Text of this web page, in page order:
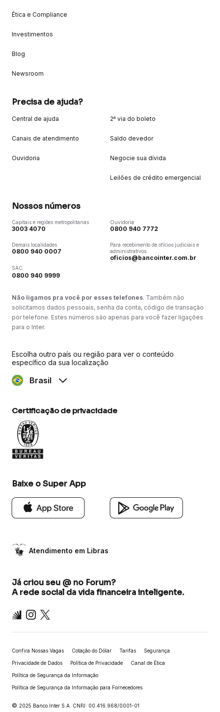
Ética e Compliance
Investimentos
Blog
Newsroom
Precisa de ajuda?
Central de ajuda
Canais de atendimento
Ouvidoria
2ª via do boleto
Saldo devedor
Negocie sua dívida
Leilões de crédito emergencial
Nossos números
Capitais e regiões metropolitanas
3003 4070
Demais localidades
0800 940 0007
SAC
0800 940 9999
Ouvidoria
0800 940 7772
Para recebimento de ofícios judiciais e
administrativos
oficios@bancointer.com.br
Não ligamos pra você por esses telefones. Também não
solicitamos dados pessoais, senha da conta, código de transação
por telefone. Estes números são apenas para você fazer ligações
para o Inter.
Escolha outro país ou região para ver o conteúdo
específico da sua localização
Brasil
Certificação de privacidade
Baixe o Super App
Atendimento em Libras
Já criou seu @ no Forum?
A rede social da vida financeira inteligente.
Inter Instagram
X
Confira Nossas Vagas Cotação do Dólar Tarifas Segurança
Privacidade de Dados Política de Privacidade Canal de Ética
Política de Segurança da Informação
Política de Segurança da Informação para Fornecedores
© 2025 Banco Inter S.A. CNPJ: 00.416.968/0001-01